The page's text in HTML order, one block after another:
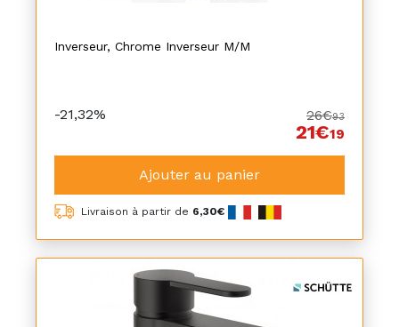
Inverseur, Chrome Inverseur M/M
-21,32% 26€93
21€19
Ajouter au panier
Livraison à partir de 6,30€